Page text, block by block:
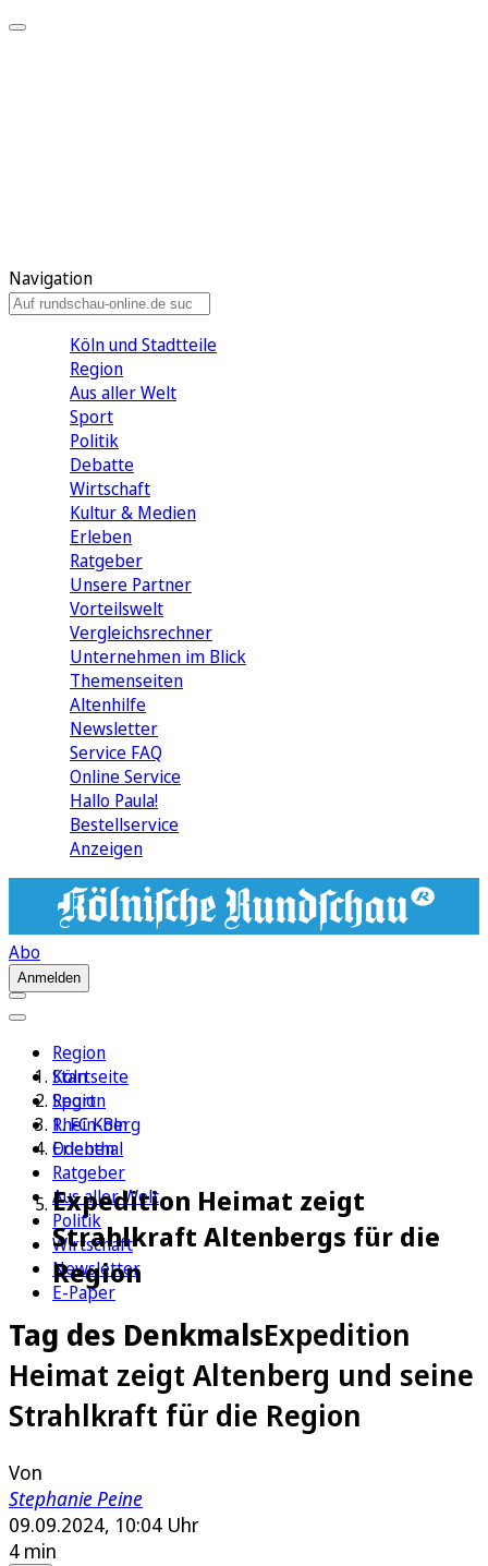
Navigation
Köln und Stadtteile
Region
Aus aller Welt
Sport
Politik
Debatte
Wirtschaft
Kultur & Medien
Erleben
Ratgeber
Unsere Partner
Vorteilswelt
Vergleichsrechner
Unternehmen im Blick
Themenseiten
Altenhilfe
Newsletter
Service FAQ
Online Service
Hallo Paula!
Bestellservice
Anzeigen
Abo
Anmelden
Region
Köln
Sport
1. FC Köln
Erleben
Ratgeber
Aus aller Welt
Politik
Wirtschaft
Newsletter
E-Paper
Startseite
Region
Rhein-Berg
Odenthal
Expedition Heimat zeigt
Strahlkraft Altenbergs für die
Region
Tag des DenkmalsExpedition
Heimat zeigt Altenberg und seine
Strahlkraft für die Region
Von
Stephanie Peine
09.09.2024, 10:04 Uhr
4 min